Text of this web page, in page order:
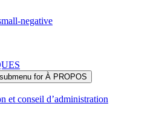
for À PROPOS
et conseil d’administration